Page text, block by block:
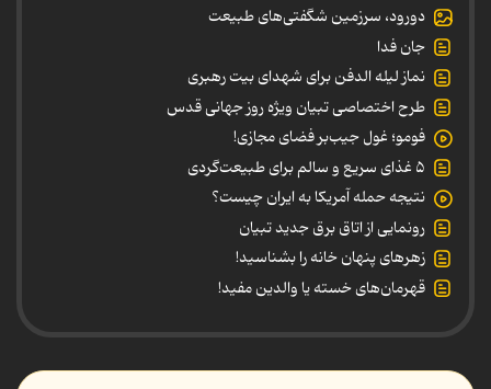
دورود، سرزمین شگفتی‌های طبیعت
جان فدا
نماز لیله الدفن برای شهدای بیت رهبری
طرح اختصاصی تبیان ویژه روز جهانی قدس
فومو؛ غول جیب‌بر فضای مجازی!
۵ غذای سریع و سالم برای طبیعت‌گردی
نتیجه حمله آمریکا به ایران چیست؟
رونمایی از اتاق برق جدید تبیان
زهرهای پنهان خانه را بشناسید!
قهرمان‌های خسته یا والدین مفید!